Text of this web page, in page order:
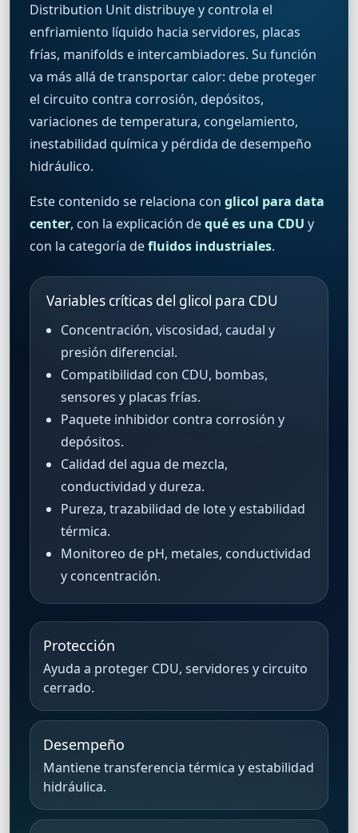
Distribution Unit distribuye y controla el
enfriamiento líquido hacia servidores, placas
frías, manifolds e intercambiadores. Su función
va más allá de transportar calor: debe proteger
el circuito contra corrosión, depósitos,
variaciones de temperatura, congelamiento,
inestabilidad química y pérdida de desempeño
hidráulico.
Este contenido se relaciona con glicol para data
center, con la explicación dequé es una CDU y
con la categoría defluidos industriales.
Variables críticas del glicol para CDU
Concentración, viscosidad, caudal y
presión diferencial.
Compatibilidad con CDU, bombas,
sensores y placas frías.
Paquete inhibidor contra corrosión y
depósitos.
Calidad del agua de mezcla,
conductividad y dureza.
Pureza, trazabilidad de lote y estabilidad
térmica.
Monitoreo de pH, metales, conductividad
y concentración.
Protección
Ayuda a proteger CDU, servidores y circuito
cerrado.
Desempeño
Mantiene transferencia térmica y estabilidad
hidráulica.